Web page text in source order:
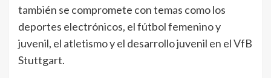
también se compromete con temas como los
deportes electrónicos, el fútbol femenino y
juvenil, el atletismo y el desarrollo juvenil en el VfB
Stuttgart.